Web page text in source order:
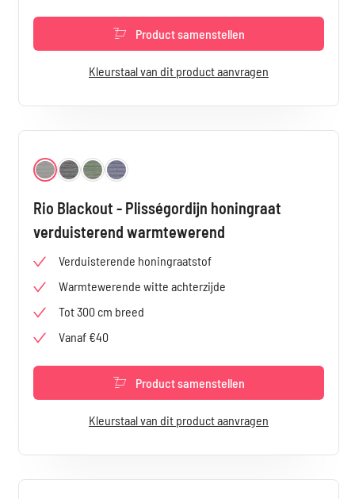
Product samenstellen
Kleurstaal van dit product aanvragen
Selecteer
Kleur
Lichtgrijs 4720
Grijs 4721Groen 4722Blauw 4723
Rio Blackout - Plisségordijn honingraat
verduisterend warmtewerend
Verduisterende honingraatstof
Warmtewerende witte achterzijde
Tot 300 cm breed
Vanaf €40
Product samenstellen
Kleurstaal van dit product aanvragen